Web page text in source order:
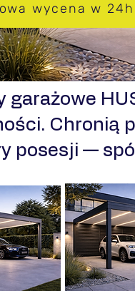
wycena w 24h
garażowe
Chronią
posesji —